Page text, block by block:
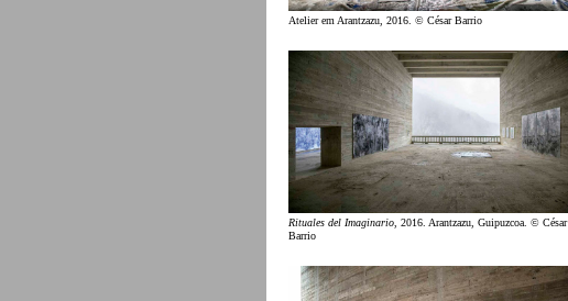
Atelier em Arantzazu, 2016. © César Barrio
Rituales del Imaginario, 2016. Arantzazu, Guipuzcoa. © César
Barrio